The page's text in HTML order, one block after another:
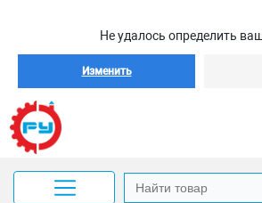
Не удалось определить
Изменить